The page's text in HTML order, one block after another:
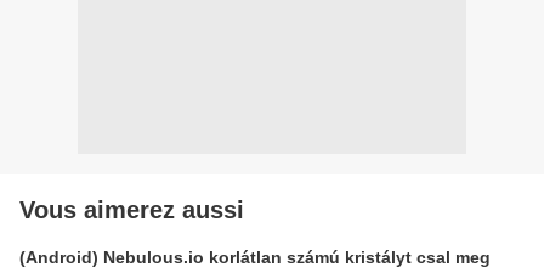
Vous aimerez aussi
(Android) Nebulous.io korlátlan számú kristályt csal meg